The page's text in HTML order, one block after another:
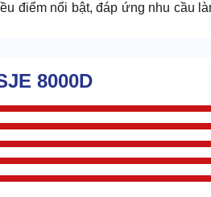
điểm nổi bật, đáp ứng nhu cầu
8000D